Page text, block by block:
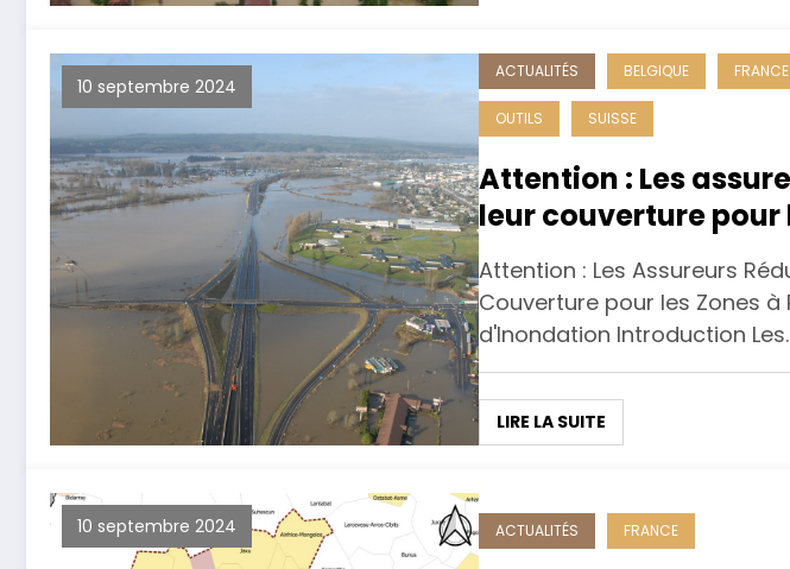
10 septembre 2024
ACTUALITÉS BELGIQUE FRANCE
OUTILS SUISSE
Attention : Les
leur couverture pour
risque d’inondation
Attention : Les Assureurs
Couverture pour les Zones à
d'Inondation Introduction
LIRE LA SUITE
10 septembre 2024 ACTUALITÉS FRANCE